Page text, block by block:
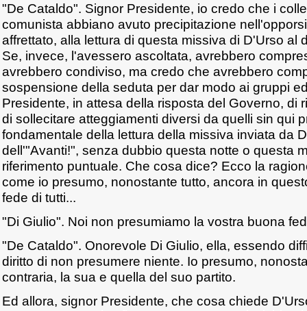
"De Cataldo". Signor Presidente, io credo che i
comunista abbiano avuto precipitazione
affrettato, alla lettura di questa missiva di D'Urso al
Se, invece, l'avessero ascoltata, avrebbero
avrebbero condiviso, ma credo che avrebbero
sospensione della seduta per dar modo ai gruppi
Presidente, in attesa della risposta del Governo, di
di sollecitare atteggiamenti diversi da quelli sin qui
fondamentale della lettura della missiva inviata da
dell'"Avanti!", senza dubbio questa notte o questa
riferimento puntuale. Che cosa dice? Ecco la
come io presumo, nonostante tutto, ancora in
fede di tutti...
"Di Giulio". Noi non presumiamo la vostra buona
"De Cataldo". Onorevole Di Giulio, ella, essendo
diritto di non presumere niente. Io presumo,
contraria, la sua e quella del suo partito.
Ed allora, signor Presidente, che cosa chiede